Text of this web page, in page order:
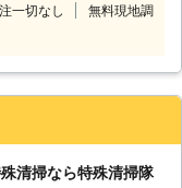
、ご安心ください、
は少人数と限られては
スタッフが揃っており
いたします。 上記に
でも、長谷屋ハセクリ
一切なし
無料現地調
清掃なら特殊清掃隊